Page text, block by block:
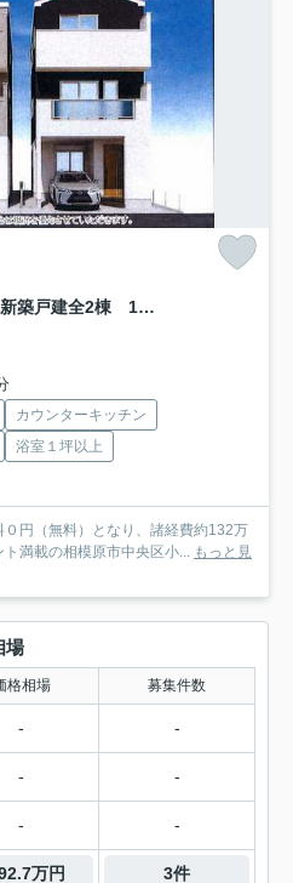
相模原市中央区小町通1期 新築戸建全2棟 1号棟
カウンターキッチン
浴室１坪以上
円（無料）となり、諸経費約132万
満載の相模原市中央区小... もっと見
場
格相場 募集件数
- -
- -
- -
万円 3件